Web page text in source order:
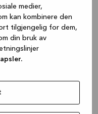
medier,
kan kombinere den
tilgjengelig for dem,
din bruk av
console for more
.